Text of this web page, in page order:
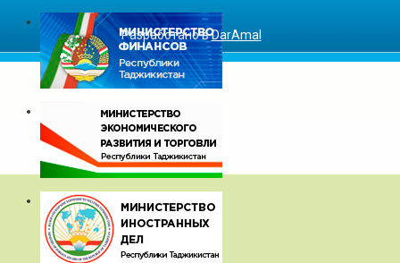
Разработано вDarAmal